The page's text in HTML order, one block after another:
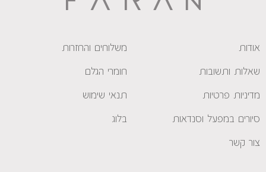
אודות משלוחים והחזרות
שאלות ותשובות חומרי הגלם
מדיניות פרטיות תנאי שימוש
סיורים במפעל וסנדאות בלוג
צור קשר